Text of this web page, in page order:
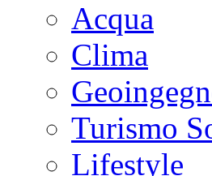
Acqua
Clima
Turismo
Lifestyle